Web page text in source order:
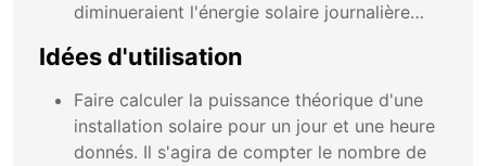
diminueraient l'énergie solaire journalière…
Idées d'utilisation
Faire calculer la puissance théorique d'une
installation solaire pour un jour et une heure
donnés. Il s'agira de compter le nombre de